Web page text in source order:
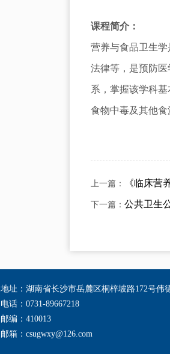
课程简介：
营养与食品卫生
法律等，是预防
系，掌握该学科
食物中毒及其他食
上一篇： 《临床营
下一篇： 公共卫生
地址：湖南省长沙市岳麓区桐梓坡路172号伟
电话：0731-89667218
邮编：410013
邮箱：csugwxy@126.com